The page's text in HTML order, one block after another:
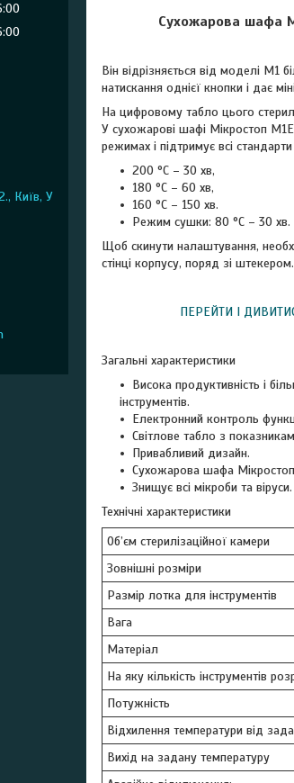
Сухожарова шафа
Він відрізняється від моделі М1
натискання однієї кнопки і дає
На цифровому табло цього
У сухожарові шафі Мікростоп М1Е
режимах і підтримує всі
200 °C – 30 хв,
180 °C – 60 хв,
160 °C – 150 хв.
Режим сушки: 80 °C – 30 хв.
Щоб скинути налаштування,
стінці корпусу, поряд зі штекером.
ПЕРЕЙТИ І
Загальні характеристики
Висока продуктивність і
інструментів.
Електронний контроль
Світлове табло з
Привабливий дизайн.
Сухожарова шафа
Знищує всі мікроби та віруси.
Технічні характеристики
Об’єм стерилізаційної камери
Зовнішні розміри
Размір лотка для інструментів
Вага
Матеріал
На яку кількість інструментів
Потужність
Відхилення температури від
Вихід на задану температуру
Київ, У